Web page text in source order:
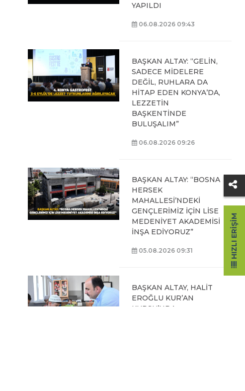
YAPILDI
06.08.2026 09:43
BAŞKAN ALTAY: “GELİN,
SADECE MİDELERE
DEĞİL, RUHLARA DA
HİTAP EDEN KONYA’DA,
LEZZETİN
BAŞKENTİNDE
BULUŞALIM”
06.08.2026 09:26
BAŞKAN ALTAY: “BOSNA
HERSEK
MAHALLESİ’NDEKİ
GENÇLERİMİZ İÇİN LİSE
MEDENİYET AKADEMİSİ
İNŞA EDİYORUZ”
05.08.2026 09:31
BAŞKAN ALTAY, HALİT
EROĞLU KUR’AN
KURSU’NDA
HIZLI ERIŞIM